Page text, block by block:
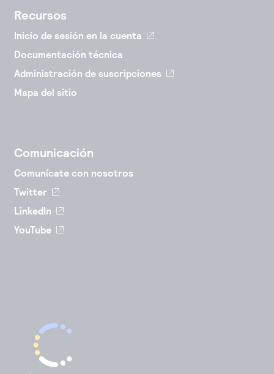
Recursos
Inicio de sesión en la cuenta
Documentación técnica
Administración de suscripciones
Mapa del sitio
Comunicación
Comunícate con nosotros
Twitter
LinkedIn
YouTube